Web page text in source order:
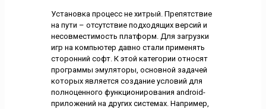
Установка процесс не хитрый. Препятствие
на пути – отсутствие подходящих версий и
несовместимость платформ. Для загрузки
игр на компьютер давно стали применять
сторонний софт. К этой категории относят
программы эмуляторы, основной задачей
которых является создание условий для
полноценного функционирования android-
приложений на других системах. Например,